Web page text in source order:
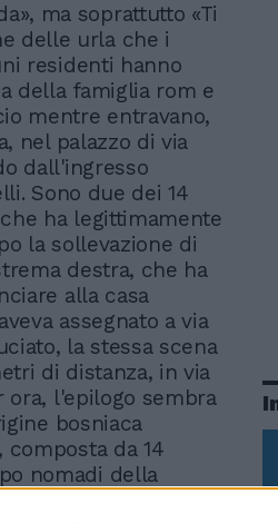
ma soprattutto «Ti
delle urla che i
residenti hanno
della famiglia rom e
mentre entravano,
nel palazzo di via
dall'ingresso
Sono due dei 14
ha legittimamente
la sollevazione di
destra, che ha
alla casa
assegnato a via
la stessa scena
di distanza, in via
ora, l'epilogo sembra
bosniaca
composta da 14
nomadi della